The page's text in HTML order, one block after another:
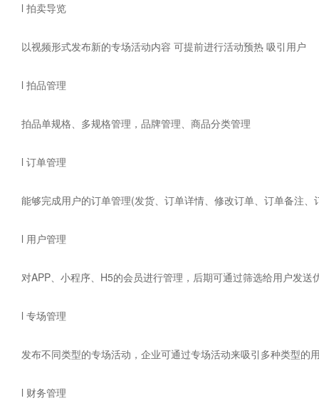
l 拍卖导览
以视频形式发布新的专场活动内容 可提前进行活动预热 吸引用户
l 拍品管理
拍品单规格、多规格管理，品牌管理、商品分类管理
l 订单管理
能够完成用户的订单管理(发货、订单详情、修改订单、订单备注
l 用户管理
对APP、小程序、H5的会员进行管理，后期可通过筛选给用户发送
l 专场管理
发布不同类型的专场活动，企业可通过专场活动来吸引多种类型的
l 财务管理